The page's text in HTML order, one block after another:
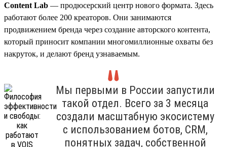
Content Lab — продюсерский центр нового формата. Здесь
работают более 200 креаторов. Они занимаются
продвижением бренда через создание авторского контента,
который приносит компании многомиллионные охваты без
накруток, и делают бренд узнаваемым.
Мы первыми в России запустили
такой отдел. Всего за 3 месяца
создали масштабную экосистему
с использованием ботов, CRM,
понятных задач, собственной